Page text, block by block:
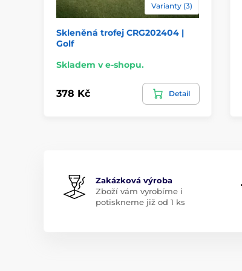
Varianty (3)
Skleněná trofej CRG202404 |
Golf
Skladem v e-shopu.
378 Kč Detail
Zakázková výroba
Zboží vám vyrobíme i
potiskneme již od 1 ks